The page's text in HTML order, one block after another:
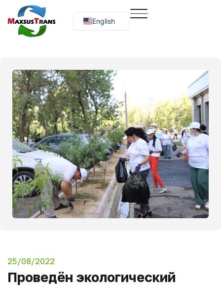
English
Русский
25/08/2022
Проведён экологический